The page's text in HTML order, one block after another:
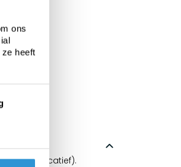
ons
heeft
- indicatief).